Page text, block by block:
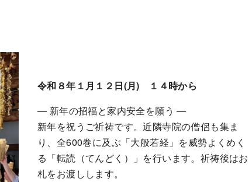
令和８年１月１２日(月) １４時から
― 新年の招福と家内安全を願う ―
新年を祝うご祈祷です。近隣寺院の僧侶も集ま
り、全600巻に及ぶ「大般若経」を威勢よくめく
る「転読（てんどく）」を行います。祈祷後はお
札をお渡しします。